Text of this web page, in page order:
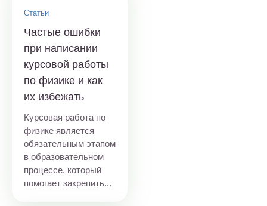
Статьи
Частые ошибки
при написании
курсовой работы
по физике и как
их избежать
Курсовая работа по
физике является
обязательным этапом
в образовательном
процессе, который
помогает закрепить...